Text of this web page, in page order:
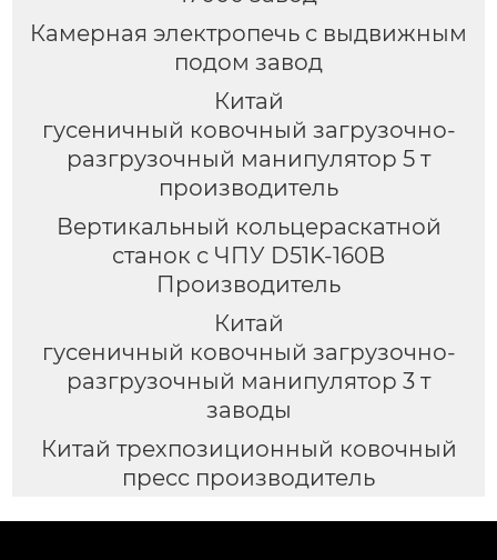
Камерная электропечь с выдвижным
подом завод
Китай
гусеничный ковочный загрузочно-
разгрузочный манипулятор 5 т
производитель
Вертикальный кольцераскатной
станок с ЧПУ D51K-160B
Производитель
Китай
гусеничный ковочный загрузочно-
разгрузочный манипулятор 3 т
заводы
Китай трехпозиционный ковочный
пресс производитель